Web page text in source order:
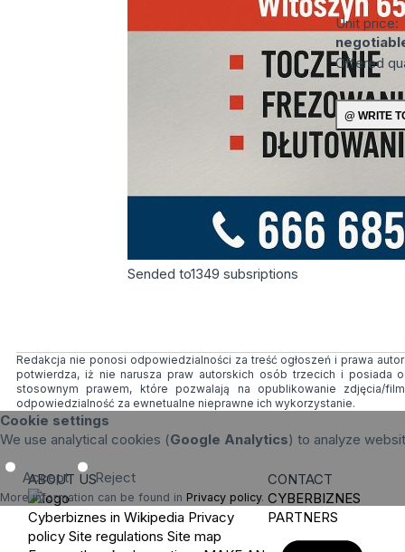
Sended to1349 subsriptions
Unit price:
Offered
Redakcja nie ponosi odpowiedzialności za treść ogłoszeń i prawa
potwierdza, iż nie narusza praw autorskich osób trzecich i posiada
stosownym prawem, które pozwalają na opublikowanie zdjęcia/
odpowiedzialność za ewnetualne nieprawne ich wykorzystanie.
Cookie settings
We use analytical cookies (Google Analytics) to analyze
Accept Reject
More information can be found in Privacy policy.
ABOUT US
Cyberbiznes in Wikipedia Privacy
policy Site regulations Site map
CONTACT
CYBERBIZNES
PARTNERS